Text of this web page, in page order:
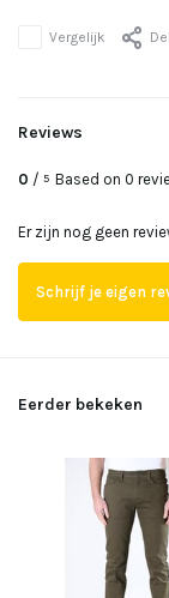
Vergelijk
Reviews
0 / 5 Based on 0
Er zijn nog geen
Schrijf je eigen
Eerder bekeken